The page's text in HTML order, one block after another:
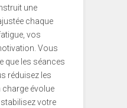
une
chaque
vos
Vous
que les séances
réduisez les
charge évolue
votre